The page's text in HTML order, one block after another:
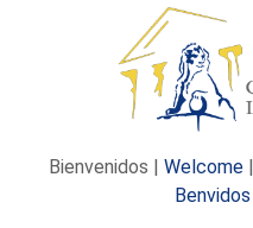
Bienvenidos | Welcome |
Benvidos